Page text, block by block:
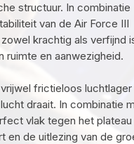
structuur. In combinatie
van de Air Force III
krachtig als verfijnd
ruimte en aanwezigheid.
frictieloos luchtlager
draait. In combinatie
vlak tegen het plateau
en de uitlezing van de